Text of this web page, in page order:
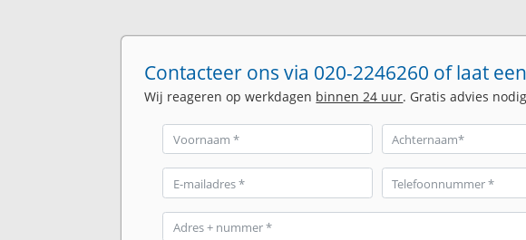
Contacteer ons via 020-2246260 of laat
Wij reageren op werkdagen binnen 24 uur. Gratis advies